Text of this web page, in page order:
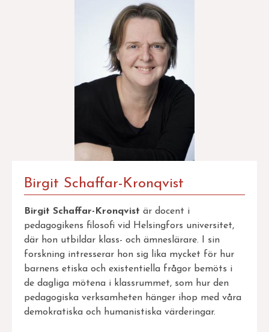
Birgit Schaffar-Kronqvist
Birgit Schaffar-Kronqvist är docent i
pedagogikens filosofi vid Helsingfors universitet,
där hon utbildar klass- och ämneslärare. I sin
forskning intresserar hon sig lika mycket för hur
barnens etiska och existentiella frågor bemöts i
de dagliga mötena i klassrummet, som hur den
pedagogiska verksamheten hänger ihop med våra
demokratiska och humanistiska värderingar.